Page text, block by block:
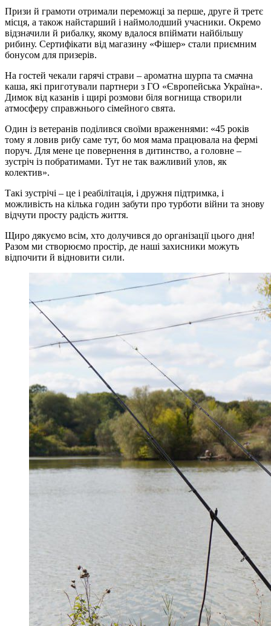
Призи й грамоти отримали переможці за перше, друге й третє
місця, а також найстарший і наймолодший учасники. Окремо
відзначили й рибалку, якому вдалося впіймати найбільшу
рибину. Сертифікати від магазину «Фішер» стали приємним
бонусом для призерів.
На гостей чекали гарячі страви – ароматна шурпа та смачна
каша, які приготували партнери з ГО «Європейська Україна».
Димок від казанів і щирі розмови біля вогнища створили
атмосферу справжнього сімейного свята.
Один із ветеранів поділився своїми враженнями: «45 років
тому я ловив рибу саме тут, бо моя мама працювала на фермі
поруч. Для мене це повернення в дитинство, а головне –
зустріч із побратимами. Тут не так важливий улов, як
колектив».
Такі зустрічі – це і реабілітація, і дружня підтримка, і
можливість на кілька годин забути про турботи війни та знову
відчути просту радість життя.
Щиро дякуємо всім, хто долучився до організації цього дня!
Разом ми створюємо простір, де наші захисники можуть
відпочити й відновити сили.